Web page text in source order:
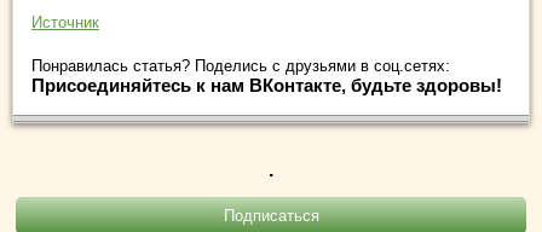
Источник
Понравилась статья? Поделись с друзьями в соц.сетях:
Присоединяйтесь к нам ВКонтакте, будьте здоровы!
.